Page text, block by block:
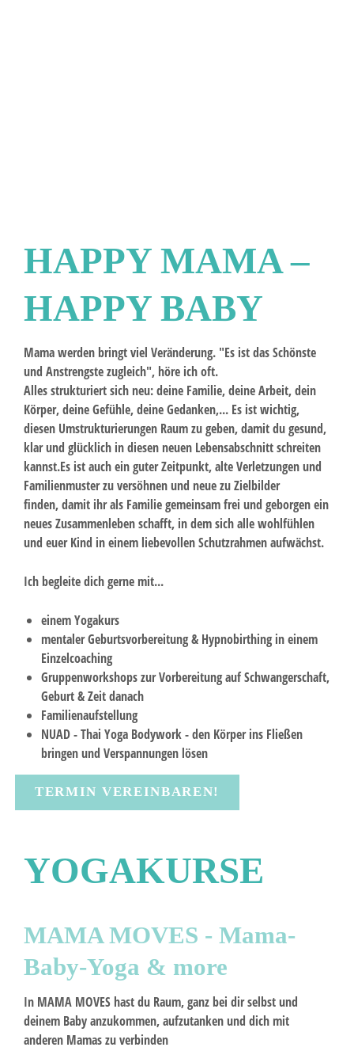
HAPPY MAMA –
HAPPY BABY
Mama werden bringt viel Veränderung. "Es ist das Schönste
und Anstrengste zugleich", höre ich oft.
Alles strukturiert sich neu: deine Familie, deine Arbeit, dein
Körper, deine Gefühle, deine Gedanken,... Es ist wichtig,
diesen Umstrukturierungen Raum zu geben, damit du gesund,
klar und glücklich in diesen neuen Lebensabschnitt schreiten
kannst.Es ist auch ein guter Zeitpunkt, alte Verletzungen und
Familienmuster zu versöhnen und neue zu Zielbilder
finden, damit ihr als Familie gemeinsam frei und geborgen ein
neues Zusammenleben schafft, in dem sich alle wohlfühlen
und euer Kind in einem liebevollen Schutzrahmen aufwächst.
Ich begleite dich gerne mit...
einemYogakurs
mentaler Geburtsvorbereitung & Hypnobirthingin einem
Einzelcoaching
GruppenworkshopszurVorbereitung auf Schwangerschaft,
Geburt & Zeit danach
Familienaufstellung
NUAD - Thai Yoga Bodywork -den Körper ins Fließen
bringen und Verspannungen lösen
TERMIN VEREINBAREN!
YOGAKURSE
MAMA MOVES - Mama-
Baby-Yoga & more
In MAMA MOVES hast du Raum, ganz bei dir selbst und
deinem Baby anzukommen, aufzutanken und dich mit
anderen Mamas zu verbinden